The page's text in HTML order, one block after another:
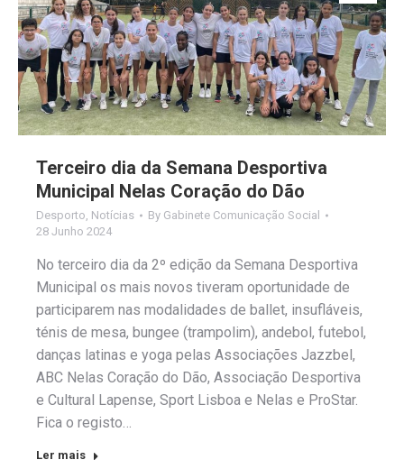
Terceiro dia da Semana Desportiva
Municipal Nelas Coração do Dão
Desporto Notícias By Gabinete Comunicação Social
28 Junho 2024
No terceiro dia da 2º edição da Semana Desportiva
Municipal os mais novos tiveram oportunidade de
participarem nas modalidades de ballet, insufláveis,
ténis de mesa, bungee (trampolim), andebol, futebol,
danças latinas e yoga pelas Associações Jazzbel,
ABC Nelas Coração do Dão, Associação Desportiva
e Cultural Lapense, Sport Lisboa e Nelas e ProStar.
Fica o registo…
Ler mais